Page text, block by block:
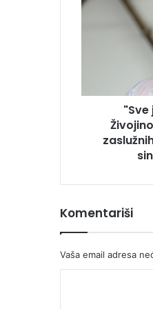
bilo
Aleje
građana
otkrio
Komentariši
Vaša email adresa